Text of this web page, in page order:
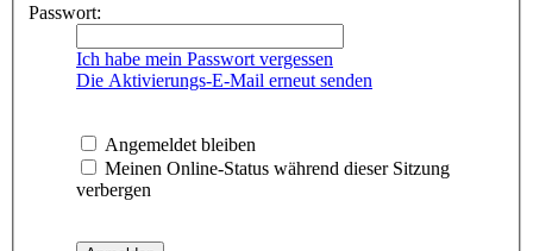
Passwort:
Ich habe mein Passwort vergessen
Die Aktivierungs-E-Mail erneut senden
Angemeldet bleiben
Meinen Online-Status während dieser Sitzung
verbergen